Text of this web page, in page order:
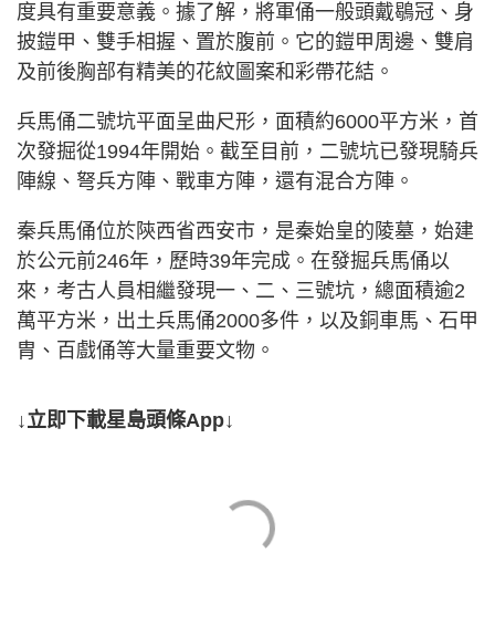
度具有重要意義。據了解，將軍俑一般頭戴鶡冠、身
披鎧甲、雙手相握、置於腹前。它的鎧甲周邊、雙肩
及前後胸部有精美的花紋圖案和彩帶花結。
兵馬俑二號坑平面呈曲尺形，面積約6000平方米，首
次發掘從1994年開始。截至目前，二號坑已發現騎兵
陣線、弩兵方陣、戰車方陣，還有混合方陣。
秦兵馬俑位於陝西省西安市，是秦始皇的陵墓，始建
於公元前246年，歷時39年完成。在發掘兵馬俑以
來，考古人員相繼發現一、二、三號坑，總面積逾2
萬平方米，出土兵馬俑2000多件，以及銅車馬、石甲
胄、百戲俑等大量重要文物。
↓立即下載星島頭條App↓